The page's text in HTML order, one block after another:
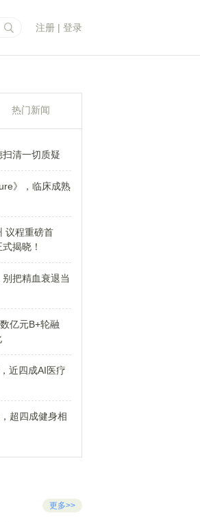
注册 | 登录
热门新闻
清一切质疑
》，临床成熟
议程重磅首
揭晓！
把精血衰退当
亿元B+轮融
近四成AI医疗
超四成健身相
更多>>